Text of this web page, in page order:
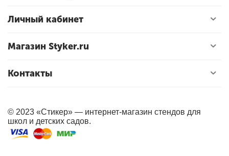
Личный кабинет
Магазин Styker.ru
Контакты
© 2023 «Стикер» — интернет-магазин стендов для
школ и детских садов.